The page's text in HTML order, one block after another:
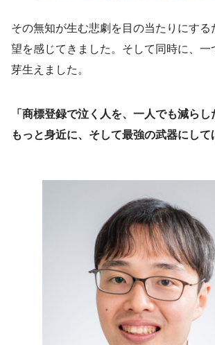
その無知が生む悲劇を目の当たりにする
望を感じてきました。そして同時に、一
芽生えました。
「商標登録で泣く人を、一人でも減ら
もっと身近に、そして最強の武器にして